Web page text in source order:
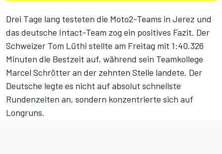
Drei Tage lang testeten die Moto2-Teams in Jerez und
das deutsche Intact-Team zog ein positives Fazit. Der
Schweizer Tom Lüthi stellte am Freitag mit 1:40.326
Minuten die Bestzeit auf, während sein Teamkollege
Marcel Schrötter an der zehnten Stelle landete. Der
Deutsche legte es nicht auf absolut schnellste
Rundenzeiten an, sondern konzentrierte sich auf
Longruns.